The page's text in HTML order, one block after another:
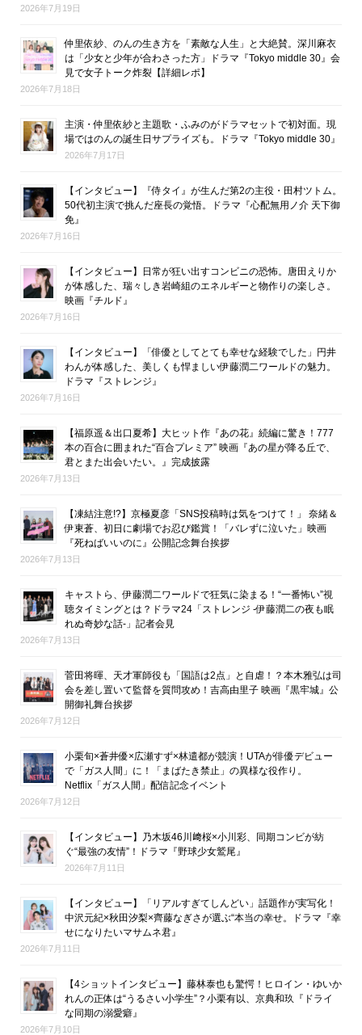
2026年7月19日
仲里依紗、のんの生き方を「素敵な人生」と大絶賛。深川麻衣
は「少女と少年が合わさった方」ドラマ『Tokyo middle 30』会
見で女子トーク炸裂【詳細レポ】
2026年7月18日
主演・仲里依紗と主題歌・ふみのがドラマセットで初対面。現
場ではのんの誕生日サプライズも。ドラマ『Tokyo middle 30』
2026年7月17日
【インタビュー】『侍タイ』が生んだ第2の主役・田村ツトム。
50代初主演で挑んだ座長の覚悟。ドラマ『心配無用ノ介 天下御
免』
2026年7月16日
【インタビュー】日常が狂い出すコンビニの恐怖。唐田えりか
が体感した、瑞々しき岩崎組のエネルギーと物作りの楽しさ。
映画『チルド』
2026年7月16日
【インタビュー】「俳優としてとても幸せな経験でした」円井
わんが体感した、美しくも悍ましい伊藤潤二ワールドの魅力。
ドラマ『ストレンジ』
2026年7月16日
【福原遥＆出口夏希】大ヒット作『あの花』続編に驚き！777
本の百合に囲まれた“百合プレミア” 映画『あの星が降る丘で、
君とまた出会いたい。』完成披露
2026年7月13日
【凍結注意!?】京極夏彦「SNS投稿時は気をつけて！」 奈緒＆
伊東蒼、初日に劇場でお忍び鑑賞！「バレずに泣いた」映画
『死ねばいいのに』公開記念舞台挨拶
2026年7月13日
キャストら、伊藤潤二ワールドで狂気に染まる！“一番怖い”視
聴タイミングとは？ドラマ24「ストレンジ -伊藤潤二の夜も眠
れぬ奇妙な話-」記者会見
2026年7月13日
菅田将暉、天才軍師役も「国語は2点」と自虐！？本木雅弘は司
会を差し置いて監督を質問攻め！吉高由里子 映画『黒牢城』公
開御礼舞台挨拶
2026年7月12日
小栗旬×蒼井優×広瀬すず×林遣都が競演！UTAが俳優デビュー
で「ガス人間」に！「まばたき禁止」の異様な役作り。
Netflix「ガス人間」配信記念イベント
2026年7月12日
【インタビュー】乃木坂46川﨑桜×小川彩、同期コンビが紡
ぐ“最強の友情”！ドラマ『野球少女鷲尾』
2026年7月11日
【インタビュー】「リアルすぎてしんどい」話題作が実写化！
中沢元紀×秋田汐梨×齊藤なぎさが選ぶ“本当の幸せ。ドラマ『幸
せになりたいマサムネ君』
2026年7月11日
【4ショットインタビュー】藤林泰也も驚愕！ヒロイン・ゆいか
れんの正体は“うるさい小学生”？小栗有以、京典和玖『ドライ
な同期の溺愛癖』
2026年7月10日